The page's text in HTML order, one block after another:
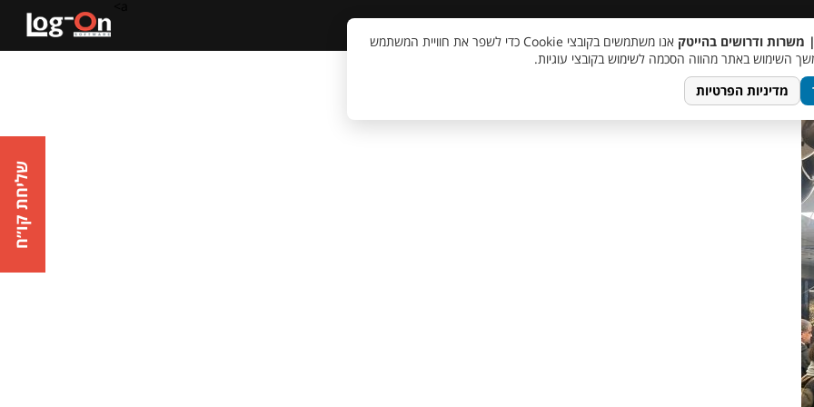
| משרות ודרושים בהייטק
אנו משתמשים בקובצי Cookie כדי לשפר את חוויית המשתמש
השימוש באתר מהווה הסכמה לשימוש בקובצי עוגיות.
מדיניות הפרטיות
שליחת קו״ח